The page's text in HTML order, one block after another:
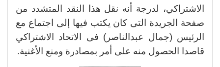
الاشتراكي، لدرجة أنه نقل هذا النقد المتشدد من
صفحة الجريدة التى كان يكتب فيها إلى اجتماع مع
الرئيس (جمال عبدالناصر) فى الاتحاد الاشتراكي
قاصدا الحصول منه على أمر بمصادرة ومنع الأغنية.